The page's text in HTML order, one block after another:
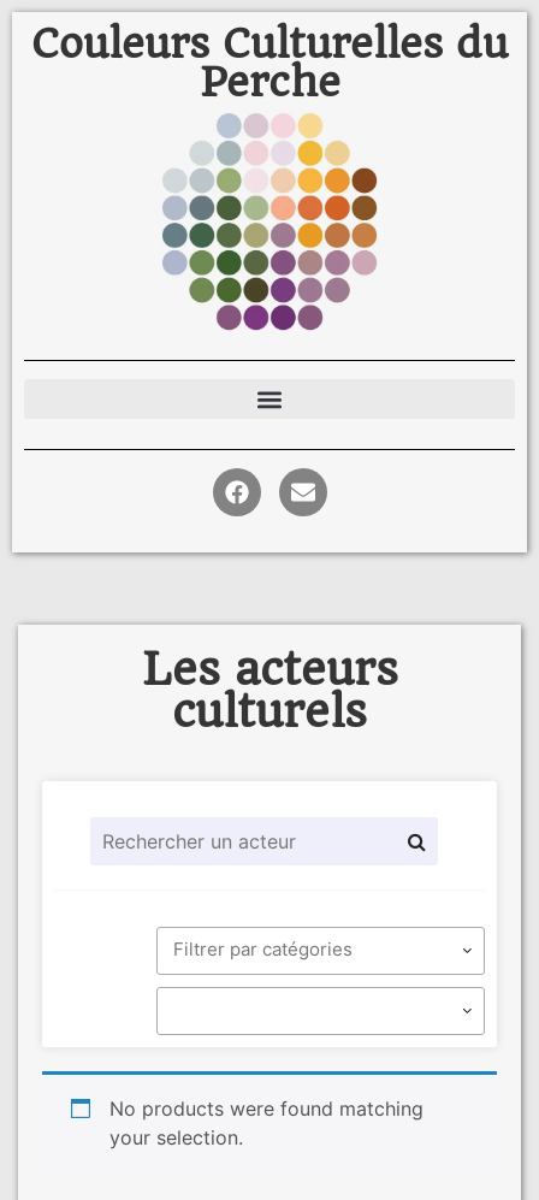
Couleurs Culturelles du
Perche
Les acteurs
culturels
No products were found matching
your selection.